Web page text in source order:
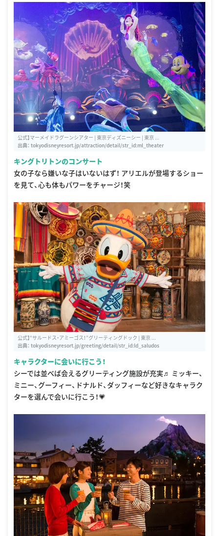
公式】マーメイドラグーンシアター | 東京ディズニーシー | 東京 ...
出典： tokyodisneyresort.jp/attraction/detail/str_id:ml_theater
キングトリトンのコンサート
女の子なら嫌いな子はいないはず！ アリエルが登場するショー
を見て、心も体もパワーをチャージ！笑
公式】“サルードス・アミーゴス！”グリーティングドック | 東京 ...
出典： tokyodisneyresort.jp/greeting/detail/str_id:ld_saludos
キャラクターに会いに行こう！
シーでは並べば会えるグリーティング施設が充実♬ ミッキー、
ミニー、グーフィー、ドナルド、ダッフィーなど好きなキャラク
ターを選んで会いに行こう！💗